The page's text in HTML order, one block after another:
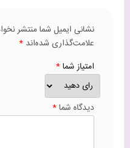
نشانی ایمیل شما منتشر
علامت‌گذاری شده‌اند *
امتیاز شما*
دیدگاه شما*